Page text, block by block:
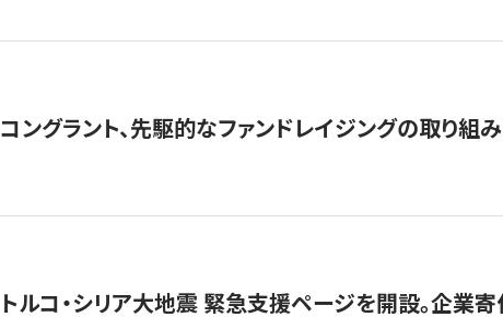
コングラント、先駆的なファンドレイジングの取り
トルコ・シリア大地震 緊急支援ページを開設。企業